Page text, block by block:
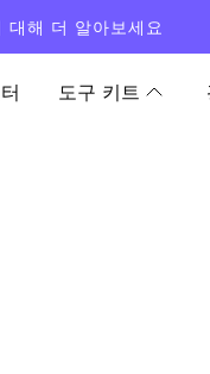
대해 더 알아보세요
도구 키트